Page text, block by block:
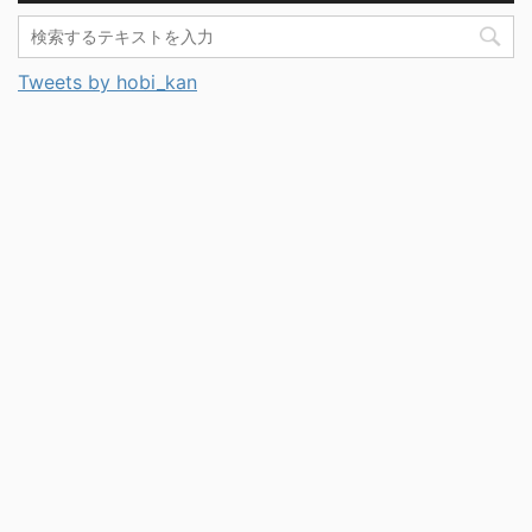
Tweets by hobi_kan